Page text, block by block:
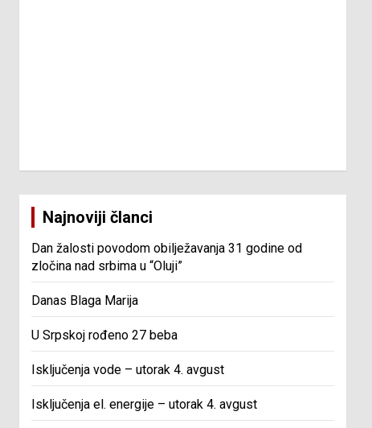
Najnoviji članci
Dan žalosti povodom obilježavanja 31 godine od
zločina nad srbima u “Oluji”
Danas Blaga Marija
U Srpskoj rođeno 27 beba
Isključenja vode – utorak 4. avgust
Isključenja el. energije – utorak 4. avgust